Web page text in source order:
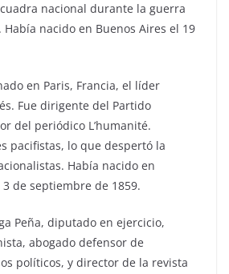
nacional durante la guerra
Había nacido en Buenos Aires el 19
en Paris, Francia, el líder
Fue dirigente del Partido
del periódico L’humanité.
pacifistas, lo que despertó la
Había nacido en
3 de septiembre de 1859.
Peña, diputado en ejercicio,
abogado defensor de
políticos, y director de la revista